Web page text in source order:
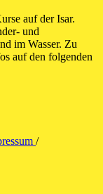
auf der Isar.
und
im Wasser. Zu
auf den folgenden
/